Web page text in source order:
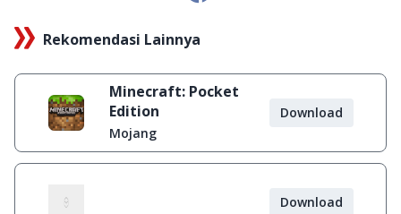
Rekomendasi Lainnya
Minecraft: Pocket
Edition
Mojang
Download
Download